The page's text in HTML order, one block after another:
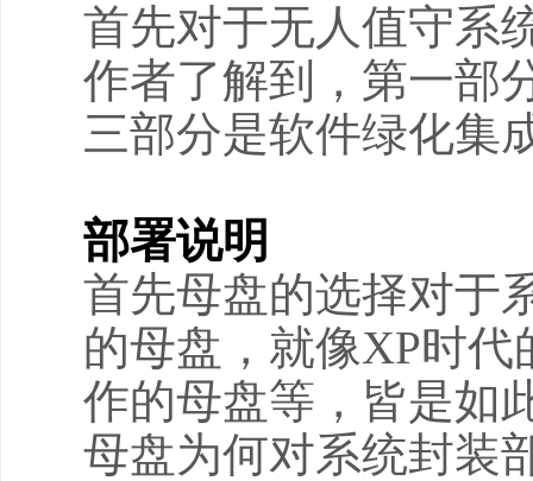
首先对于无人值守系
作者了解到，第一部
三部分是软件绿化集
部署说明
首先母盘的选择对于
的母盘，就像XP时
作的母盘等，皆是如
母盘为何对系统封装